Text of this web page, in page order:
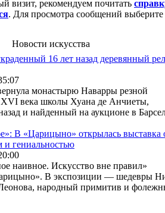
визит, рекомендуем почитать
. Для просмотра сообщений выберите
Новости искусства
16 лет назад деревянный
монастырю Наварры резной
XVI века школы Хуана де Анчиеты,
и найденный на аукционе в
В «Царицыно» открылась выставка
и гениальностью
наивное. Искусство вне правил»
В экспозиции — шедевры
народный примитив и